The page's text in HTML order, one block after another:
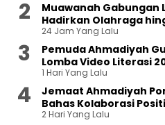
Muawanah Gabungan
Hadirkan Olahraga
Sampah
24 Jam Yang Lalu
Pemuda Ahmadiyah
Lomba Video Literasi
1 Hari Yang Lalu
Jemaat Ahmadiyah
Bahas Kolaborasi
2 Hari Yang Lalu